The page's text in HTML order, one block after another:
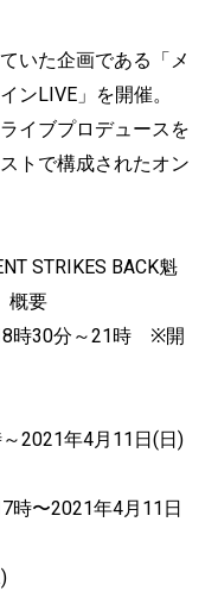
いた企画である「メ
ンLIVE」を開催。
イブプロデュースを
トで構成されたオン
STRIKES BACK魁
概要
時30分～21時 ※開
2021年4月11日(日)
時〜2021年4月11日